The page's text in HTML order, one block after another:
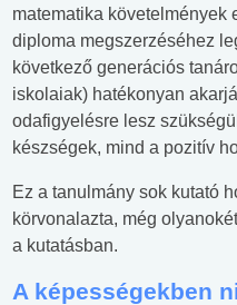
matematika követelmények
diploma megszerzéséhez
következő generációs
iskolaiak) hatékonyan
odafigyelésre lesz
készségek, mind a pozitív
Ez a tanulmány sok kutató
körvonalazta, még
a kutatásban.
A képességekben